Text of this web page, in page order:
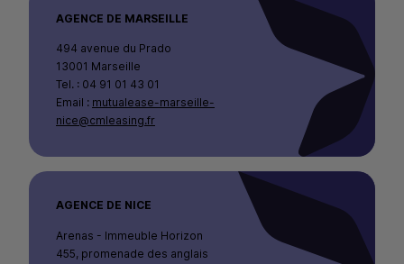
AGENCE DE MARSEILLE
494 avenue du Prado
13001 Marseille
Tel. : 04 91 01 43 01
Email : mutualease-marseille-
nice@cmleasing.fr
AGENCE DE NICE
Arenas - Immeuble Horizon
455, promenade des anglais